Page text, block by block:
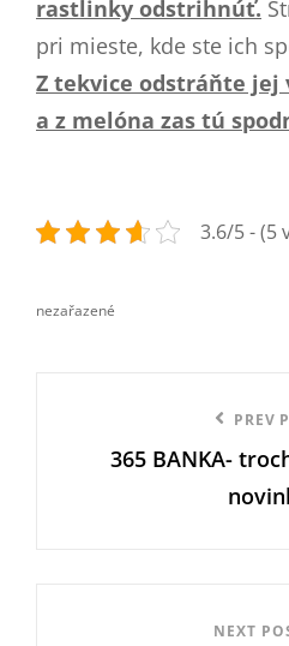
rastlinky odstrihnúť.
pri mieste, kde ste ich
Z tekvice odstráňte jej
a z melóna zas tú
3.6/5 - (5
categories
nezařazené
Post
PREV
365 BANKA-
NEXT